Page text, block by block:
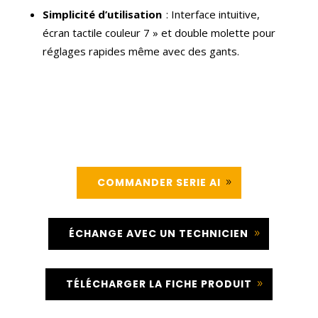
Simplicité d’utilisation: Interface intuitive,
écran tactile couleur 7 » et double molette pour
réglages rapides même avec des gants.
COMMANDER SERIE AI
ÉCHANGE AVEC UN TECHNICIEN
TÉLÉCHARGER LA FICHE PRODUIT